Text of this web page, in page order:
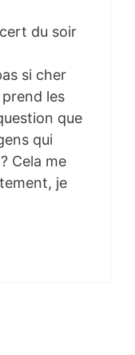
du soir
si cher
prend les
que
qui
Cela me
je